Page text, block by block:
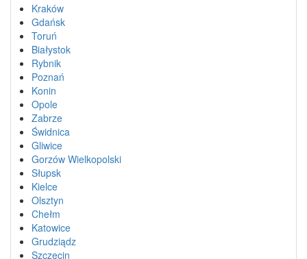
Kraków
Gdańsk
Toruń
Białystok
Rybnik
Poznań
Konin
Opole
Zabrze
Świdnica
Gliwice
Gorzów Wielkopolski
Słupsk
Kielce
Olsztyn
Chełm
Katowice
Grudziądz
Szczecin